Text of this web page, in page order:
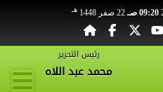
09:20 صـ 22 صفر 1448 هـ
رئيس التحرير
محمد عبد اللاه